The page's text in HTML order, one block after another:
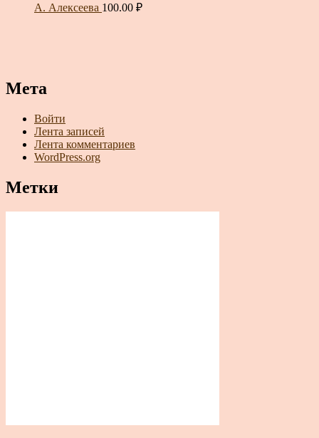
А. Алексеева 100.00 ₽
Мета
Войти
Лента записей
Лента комментариев
WordPress.org
Метки